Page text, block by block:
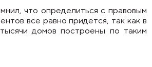
что определиться с правовым
все равно придется, так как в
домов построены по таким